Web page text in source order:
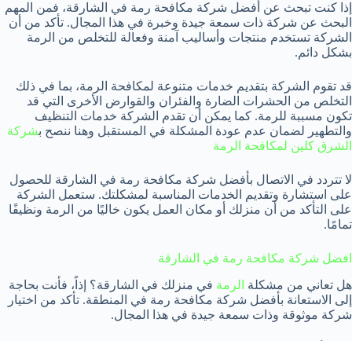
إذا كنت تبحث عن أفضل شركة مكافحة رمة في الشارقة، فمن المهم
البحث عن شركة ذات سمعة جيدة وخبرة في هذا المجال. تأكد من أن
الشركة تستخدم منتجات وأساليب آمنة وفعالة للتخلص من الرمة
بشكل دائم.
قد تقوم الشركة بتقديم خدمات متنوعة لمكافحة الرمة، بما في ذلك
التخلص من الحشرات الضارة والفئران والقوارض الأخرى التي قد
تكون مسببة للرمة. كما يمكن أن تقدم الشركة خدمات التنظيف
والتطهير لضمان عدم عودة المشكلة في المستقبل وهنا ننصح بشركة
الشرق كلين لمكافحة الرمة
لا تتردد في الاتصال بأفضل شركة مكافحة رمة في الشارقة للحصول
على استشارة وتقديم الخدمات المناسبة لمشكلتك. ستعمل الشركة
على التأكد من أن منزلك أو مكان العمل يكون خاليًا من الرمة ونظيفًا
تمامًا.
افضل شركة مكافحة رمة في الشارقة
هل تعاني من مشكلة الرمة في منزلك في الشارقة؟ إذاً، فأنت بحاجة
إلى الاستعانة بأفضل شركة مكافحة رمة في المنطقة. تأكد من اختيار
شركة موثوقة وذات سمعة جيدة في هذا المجال.